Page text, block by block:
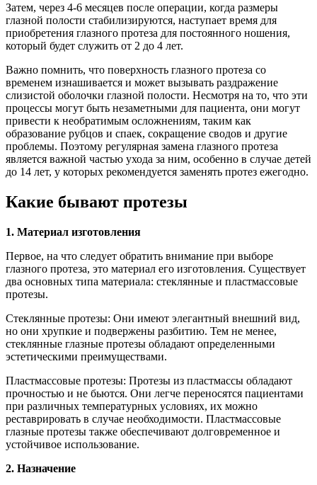
Затем, через 4-6 месяцев после операции, когда размеры
глазной полости стабилизируются, наступает время для
приобретения глазного протеза для постоянного ношения,
который будет служить от 2 до 4 лет.
Важно помнить, что поверхность глазного протеза со
временем изнашивается и может вызывать раздражение
слизистой оболочки глазной полости. Несмотря на то, что эти
процессы могут быть незаметными для пациента, они могут
привести к необратимым осложнениям, таким как
образование рубцов и спаек, сокращение сводов и другие
проблемы. Поэтому регулярная замена глазного протеза
является важной частью ухода за ним, особенно в случае детей
до 14 лет, у которых рекомендуется заменять протез ежегодно.
Какие бывают протезы
1. Материал изготовления
Первое, на что следует обратить внимание при выборе
глазного протеза, это материал его изготовления. Существует
два основных типа материала: стеклянные и пластмассовые
протезы.
Стеклянные протезы: Они имеют элегантный внешний вид,
но они хрупкие и подвержены разбитию. Тем не менее,
стеклянные глазные протезы обладают определенными
эстетическими преимуществами.
Пластмассовые протезы: Протезы из пластмассы обладают
прочностью и не бьются. Они легче переносятся пациентами
при различных температурных условиях, их можно
реставрировать в случае необходимости. Пластмассовые
глазные протезы также обеспечивают долговременное и
устойчивое использование.
2. Назначение